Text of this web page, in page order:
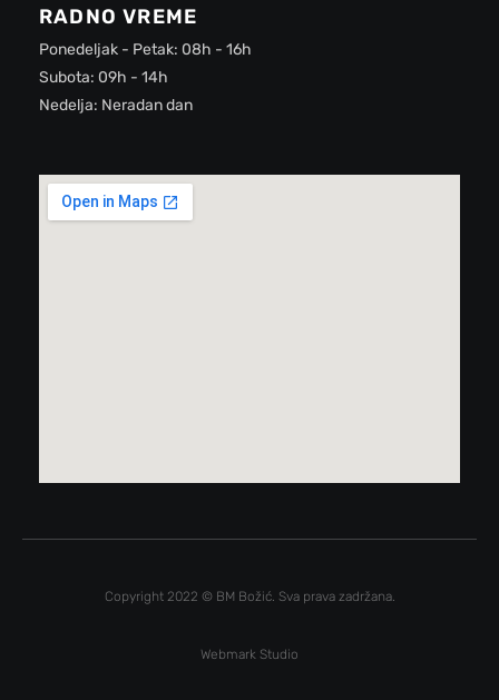
RADNO VREME
Ponedeljak - Petak: 08h - 16h
Subota: 09h - 14h
Nedelja: Neradan dan
Copyright 2022 © BM Božić. Sva prava zadržana.
Webmark Studio